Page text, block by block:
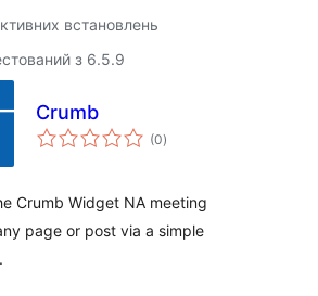
встановлень
з 6.5.9
Crumb
(0загальний
рейтинг
)
Crumb Widget NA meeting
page or post via a simple